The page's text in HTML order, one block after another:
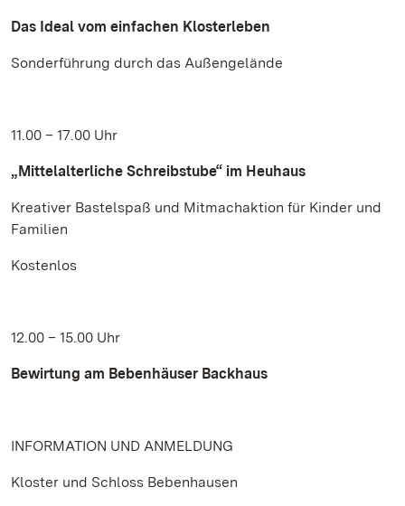
Das Ideal vom einfachen Klosterleben
Sonderführung durch das Außengelände
11.00 – 17.00 Uhr
„Mittelalterliche Schreibstube“ im Heuhaus
Kreativer Bastelspaß und Mitmachaktion für Kinder und
Familien
Kostenlos
12.00 – 15.00 Uhr
Bewirtung am Bebenhäuser Backhaus
INFORMATION UND ANMELDUNG
Kloster und Schloss Bebenhausen